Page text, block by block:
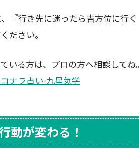
『行き先に迷ったら吉方位に行く
ださい。
いる方は、プロの方へ相談してね。
ナラ占い-九星気学
動が変わる！